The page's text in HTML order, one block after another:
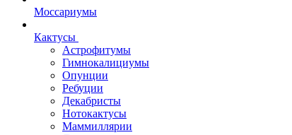
Моссариумы
Кактусы
Астрофитумы
Гимнокалициумы
Опунции
Ребуции
Декабристы
Нотокактусы
Маммиллярии